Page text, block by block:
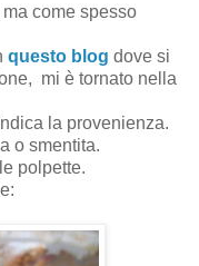
come spesso
questo blog dove si
mi è tornato nella
la provenienza.
o smentita.
polpette.